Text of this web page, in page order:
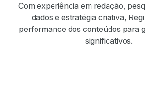
Com experiência em redação,
dados e estratégia criativa,
performance dos conteúdos para
significativos.